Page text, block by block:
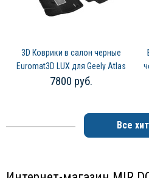
3D Коврики в салон черные
Euromat3D LUX для Geely Atlas
2WD (2023-2026) № EM3D-001414
7800 руб.
Все